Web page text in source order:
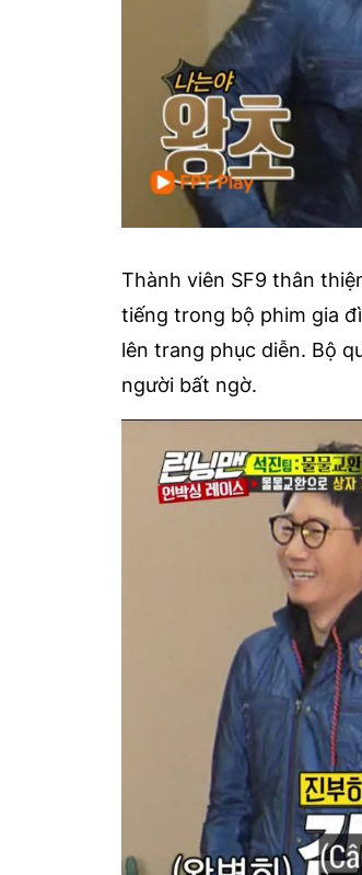
Thành viên SF9 thân
tiếng trong bộ phim gia
lên trang phục diễn. Bộ
người bất ngờ.